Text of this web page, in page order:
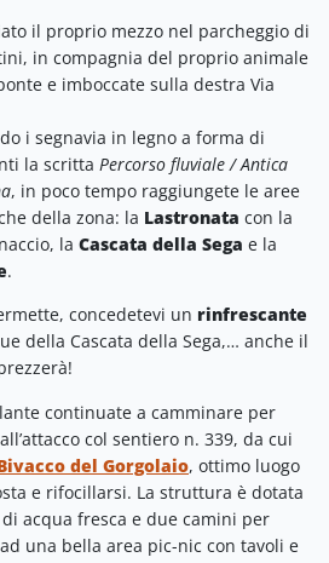
il proprio mezzo nel parcheggio di
in compagnia del proprio animale
e imboccate sulla destra Via
i segnavia in legno a forma di
la scritta Percorso fluviale / Antica
, in poco tempo raggiungete le aree
della zona: la Lastronata con la
la Cascata della Sega e la
.
concedetevi un rinfrescante
della Cascata della Sega,… anche il
continuate a camminare per
col sentiero n. 339, da cui
del Gorgolaio, ottimo luogo
e rifocillarsi. La struttura è dotata
acqua fresca e due camini per
una bella area pic-nic con tavoli e